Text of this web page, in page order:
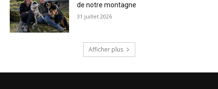
de notre montagne
31 juillet 2026
Afficher plus